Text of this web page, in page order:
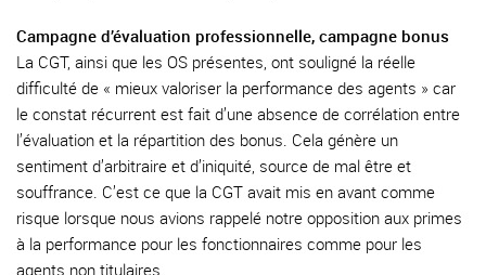
Campagne d’évaluation professionnelle, campagne bonus
La CGT, ainsi que les OS présentes, ont souligné la réelle
difficulté de « mieux valoriser la performance des agents » car
le constat récurrent est fait d’une absence de corrélation entre
l’évaluation et la répartition des bonus. Cela génère un
sentiment d’arbitraire et d’iniquité, source de mal être et
souffrance. C’est ce que la CGT avait mis en avant comme
risque lorsque nous avions rappelé notre opposition aux primes
à la performance pour les fonctionnaires comme pour les
agents non titulaires.